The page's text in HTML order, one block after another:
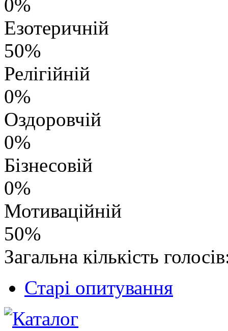
0%
Езотеричній
50%
Релігійній
0%
Оздоровчій
0%
Бізнесовій
0%
Мотиваційній
50%
Загальна кількість
Старі опитування